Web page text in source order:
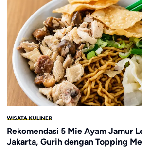
WISATA KULINER
Rekomendasi 5 Mie Ayam Jamur
Jakarta, Gurih dengan Topping